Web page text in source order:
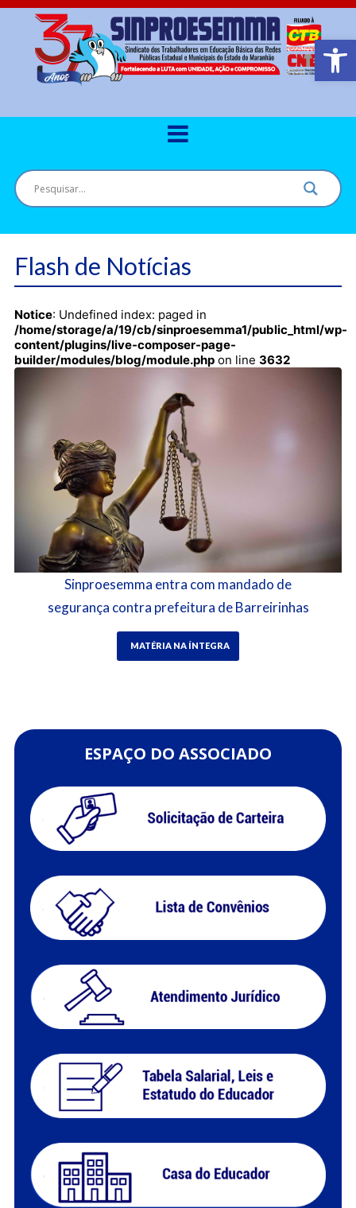
Barra de
Flash de Notícias
Notice: Undefined index: paged in
/home/storage/a/19/cb/sinproesemma1/public_html/wp-
content/plugins/live-composer-page-
builder/modules/blog/module.phpon line 3632
Sinproesemma entra com mandado de
segurança contra prefeitura de Barreirinhas
MATÉRIA NA ÍNTEGRA
ESPAÇO DO ASSOCIADO